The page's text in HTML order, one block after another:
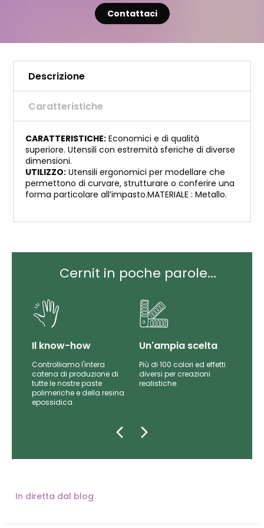
Contattaci
Descrizione
Caratteristiche
CARATTERISTICHE: Economici e di qualità
superiore. Utensili con estremità sferiche di diverse
dimensioni.
UTILIZZO: Utensili ergonomici per modellare che
permettono di curvare, strutturare o conferire una
forma particolare all’impasto.MATERIALE : Metallo.
Cernit in poche parole...
Il know-how
Controlliamo l'intera
catena di produzione di
tutte le nostre paste
polimeriche e della resina
epossidica.
Un'ampia scelta
Più di 100 colori ed effetti
diversi per creazioni
realistiche.
In diretta dal blog